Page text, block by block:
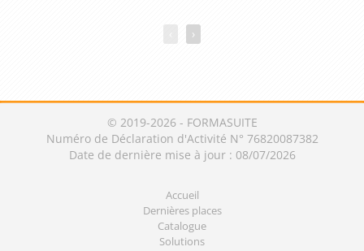
›
© 2019-2026 - FORMASUITE
Numéro de Déclaration d'Activité N° 76820087382
Date de dernière mise à jour : 08/07/2026
Accueil
Dernières places
Catalogue
Solutions